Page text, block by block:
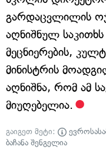
გარდაცვლილის
აღნიშნულ
მეცნიერების,
მინისტრის
აღნიშნა, რომ ამ
მიუღებელია.
გაიგეთ მეტი:
ბაჩანა შენგელია